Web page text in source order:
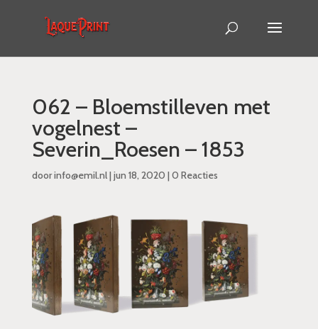
062 – Bloemstilleven met
vogelnest –
Severin_Roesen – 1853
doorinfo@emil.nl| jun 18, 2020 | 0 Reacties